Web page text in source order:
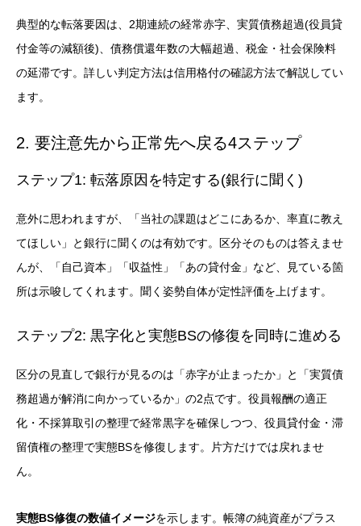
典型的な転落要因は、2期連続の経常赤字、実質債務超過(役員貸
付金等の減額後)、債務償還年数の大幅超過、税金・社会保険料
の延滞です。詳しい判定方法は信用格付の確認方法で解説してい
ます。
2. 要注意先から正常先へ戻る4ステップ
ステップ1: 転落原因を特定する(銀行に聞く)
意外に思われますが、「当社の課題はどこにあるか、率直に教え
てほしい」と銀行に聞くのは有効です。区分そのものは答えませ
んが、「自己資本」「収益性」「あの貸付金」など、見ている箇
所は示唆してくれます。聞く姿勢自体が定性評価を上げます。
ステップ2: 黒字化と実態BSの修復を同時に進める
区分の見直しで銀行が見るのは「赤字が止まったか」と「実質債
務超過が解消に向かっているか」の2点です。役員報酬の適正
化・不採算取引の整理で経常黒字を確保しつつ、役員貸付金・滞
留債権の整理で実態BSを修復します。片方だけでは戻れませ
ん。
実態BS修復の数値イメージを示します。帳簿の純資産がプラス